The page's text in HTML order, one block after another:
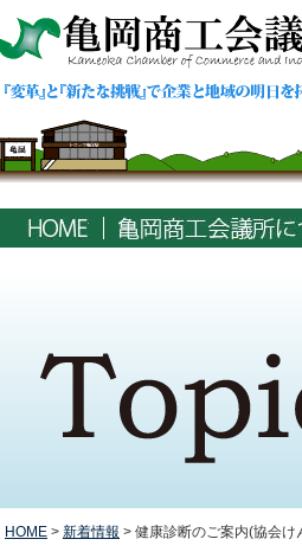
HOME > 新着情報 > 健康診断のご案内(協会